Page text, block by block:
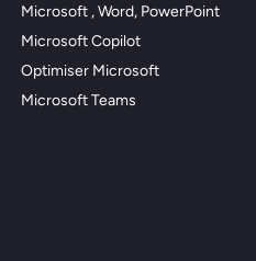
Microsoft , Word, PowerPoint
Microsoft Copilot
Optimiser Microsoft
Microsoft Teams